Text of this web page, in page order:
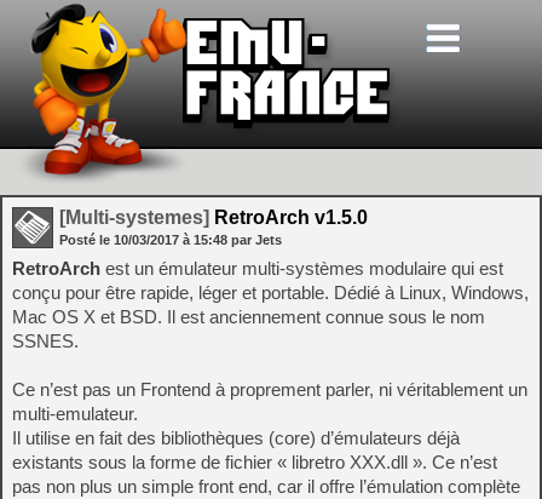
[Multi-systemes] RetroArch v1.5.0
Posté le 10/03/2017 à 15:48 par Jets
RetroArch est un émulateur multi-systèmes modulaire qui est
conçu pour être rapide, léger et portable. Dédié à Linux, Windows,
Mac OS X et BSD. Il est anciennement connue sous le nom
SSNES.
Ce n’est pas un Frontend à proprement parler, ni véritablement un
multi-emulateur.
Il utilise en fait des bibliothèques (core) d’émulateurs déjà
existants sous la forme de fichier « libretro XXX.dll ». Ce n’est
pas non plus un simple front end, car il offre l’émulation complète